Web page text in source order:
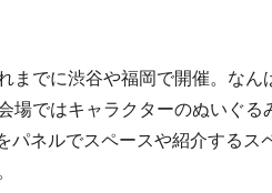
でに渋谷や福岡で開催。なん
場ではキャラクターのぬいぐる
ネルでスペースや紹介するス